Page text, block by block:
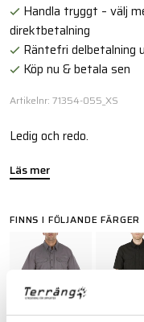
Handla tryggt – välj
direktbetalning
Räntefri delbetalning
Köp nu & betala sen
Artikelnr: 71354-055_XS
Ledig och redo.
Läs mer
FINNS I FÖLJANDE FÄRGER